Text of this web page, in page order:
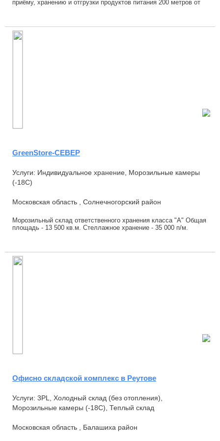
приёму, хранению и отгрузки продуктов питания 200 метров от
GreenStore-СЕВЕР
Услуги: Индивидуальное хранение, Морозильные камеры
(-18С)
Московская область , Солнечногорский район
Морозильный склад ответственного хранения класса "А" Общая
площадь - 13 500 кв.м. Стеллажное хранение - 35 000 п/м.
Офисно складской комплекс в Реутове
Услуги: 3PL, Холодный склад (без отопления),
Морозильные камеры (-18С), Теплый склад
Московская область , Балашиха район